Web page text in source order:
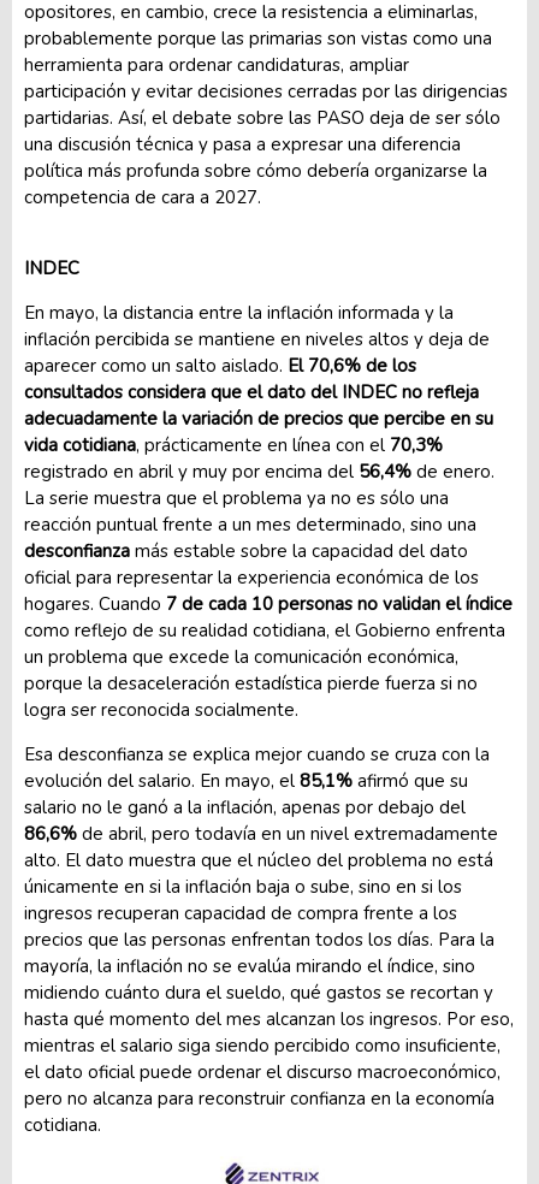
opositores, en cambio, crece la resistencia a eliminarlas,
probablemente porque las primarias son vistas como una
herramienta para ordenar candidaturas, ampliar
participación y evitar decisiones cerradas por las dirigencias
partidarias. Así, el debate sobre las PASO deja de ser sólo
una discusión técnica y pasa a expresar una diferencia
política más profunda sobre cómo debería organizarse la
competencia de cara a 2027.
INDEC
En mayo, la distancia entre la inflación informada y la
inflación percibida se mantiene en niveles altos y deja de
aparecer como un salto aislado. El 70,6% de los
consultados considera que el dato del INDEC no refleja
adecuadamente la variación de precios que percibe en su
vida cotidiana, prácticamente en línea con el 70,3%
registrado en abril y muy por encima del 56,4% de enero.
La serie muestra que el problema ya no es sólo una
reacción puntual frente a un mes determinado, sino una
desconfianza más estable sobre la capacidad del dato
oficial para representar la experiencia económica de los
hogares. Cuando 7 de cada 10 personas no validan el índice
como reflejo de su realidad cotidiana, el Gobierno enfrenta
un problema que excede la comunicación económica,
porque la desaceleración estadística pierde fuerza si no
logra ser reconocida socialmente.
Esa desconfianza se explica mejor cuando se cruza con la
evolución del salario. En mayo, el 85,1% afirmó que su
salario no le ganó a la inflación, apenas por debajo del
86,6% de abril, pero todavía en un nivel extremadamente
alto. El dato muestra que el núcleo del problema no está
únicamente en si la inflación baja o sube, sino en si los
ingresos recuperan capacidad de compra frente a los
precios que las personas enfrentan todos los días. Para la
mayoría, la inflación no se evalúa mirando el índice, sino
midiendo cuánto dura el sueldo, qué gastos se recortan y
hasta qué momento del mes alcanzan los ingresos. Por eso,
mientras el salario siga siendo percibido como insuficiente,
el dato oficial puede ordenar el discurso macroeconómico,
pero no alcanza para reconstruir confianza en la economía
cotidiana.